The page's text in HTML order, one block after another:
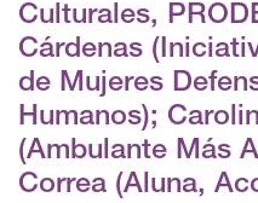
Culturales,
Cárdenas
de Mujeres
Humanos);
(Ambulante Más
Correa (Aluna,